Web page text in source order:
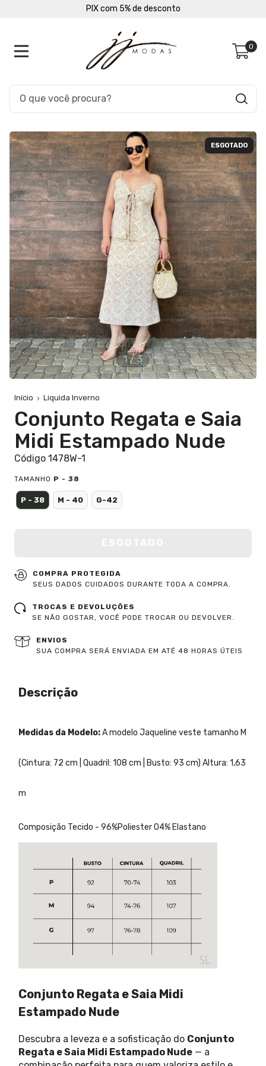
PIX com 5% de desconto
0
ESGOTADO
1/3
Início Liquida Inverno
Conjunto Regata e Saia
Midi Estampado Nude
Código 1478W-1
TAMANHO P - 38
P - 38 M - 40 G-42
COMPRA PROTEGIDA
SEUS DADOS CUIDADOS DURANTE TODA A COMPRA.
TROCAS E DEVOLUÇÕES
SE NÃO GOSTAR, VOCÊ PODE TROCAR OU DEVOLVER.
ENVIOS
SUA COMPRA SERÁ ENVIADA EM ATÉ 48 HORAS ÚTEIS
Descrição
Medidas da Modelo:A modelo Jaqueline veste tamanho M
(Cintura: 72 cm | Quadril: 108 cm | Busto: 93 cm) Altura: 1,63
m
Composição Tecido - 96%Poliester 04% Elastano
Conjunto Regata e Saia Midi
Estampado Nude
Descubra a leveza e a sofisticação do Conjunto
Regata e Saia Midi Estampado Nude — a